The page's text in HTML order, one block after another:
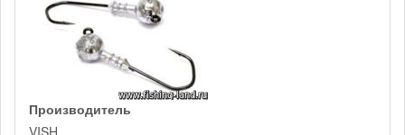
Производитель
VISH